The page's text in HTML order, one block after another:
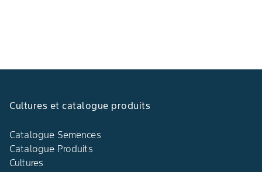
Cultures et catalogue produits
Catalogue Semences
Catalogue Produits
Cultures